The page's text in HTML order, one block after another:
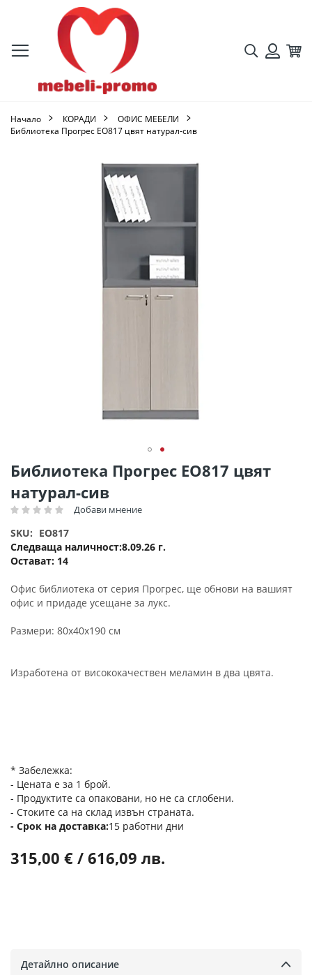
Търсене
Начало КОРАДИ
ОФИС МЕБЕЛИ
Библиотека Прогрес ΕΟ817 цвят натурал-сив
Библиотека Прогрес ΕΟ817 цвят
натурал-сив
Рейтинг: Добави мнение
Остават: 14
SKU
EO817
Следваща наличност 8.09.26 г.
Офис библиотека от серия Прогрес, ще обнови на вашият
офис и придаде усещане за лукс.
Размери: 80x40x190 см
Изработена от висококачествен меламин в два цвята.
* Забележка:
- Цената е за 1 брой.
- Продуктите са опаковани, но не са сглобени.
- Стоките са на склад извън страната.
Срок на доставка 15 работни дни
315,00 € / 616,09 лв.
Преминете
към
началото
на
със
снимки
Детайлно описание